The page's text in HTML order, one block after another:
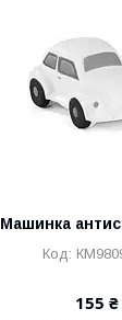
Машинка
155 ₴